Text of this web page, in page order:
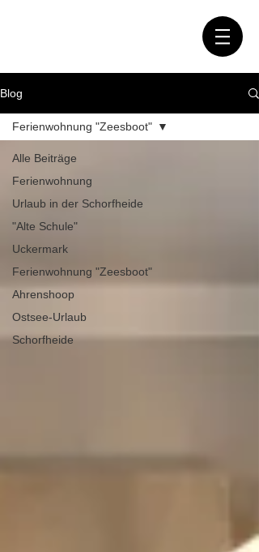
Blog
Alle Beiträge
Ferienwohnung
Urlaub in der Schorfheide
"Alte Schule"
Uckermark
Ferienwohnung "Zeesboot"
Ahrenshoop
Ostsee-Urlaub
Schorfheide
Ferienwohnung "Zeesboot"